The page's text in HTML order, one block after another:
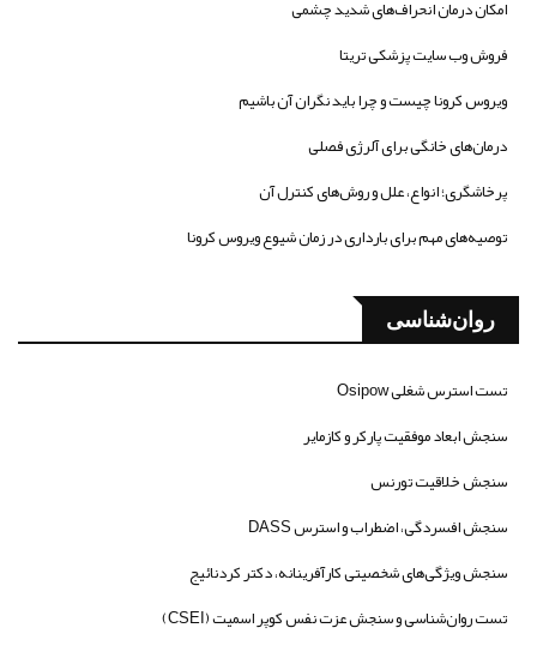
امکان درمان انحراف‌های شدید چشمی
فروش وب سایت پزشکی تریتا
ویروس کرونا چیست و چرا باید نگران آن باشیم
درمان‌های خانگی برای آلرژی فصلی
پرخاشگری؛ انواع، علل و روش‌های کنترل آن
توصیه‌های مهم برای بارداری در زمان شیوع ویروس کرونا
روان‌شناسی
تست استرس شغلی Osipow
سنجش ابعاد موفقیت پارکر و کازمایر
سنجش خلاقیت تورنس
سنجش افسردگی، اضطراب و استرس DASS
سنجش ویژگی‌های شخصیتی کارآفرینانه، دکتر کردنائیج
تست روان‌شناسی و سنجش عزت نفس کوپر اسمیت (CSEI)